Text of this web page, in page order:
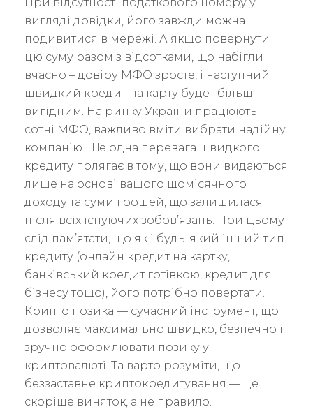
вигляді довідки, його завжди можна
подивитися в мережі. А якщо повернути
цю суму разом з відсотками, що набігли
вчасно – довіру МФО зросте, і наступний
швидкий кредит на карту будет більш
вигідним. На ринку України працюють
сотні МФО, важливо вміти вибрати надійну
компанію. Ще одна перевага швидкого
кредиту полягає в тому, що вони видаються
лише на основі вашого щомісячного
доходу та суми грошей, що залишилася
після всіх існуючих зобов’язань. При цьому
слід пам’ятати, що як і будь-який інший тип
кредиту (онлайн кредит на картку,
банківський кредит готівкою, кредит для
бізнесу тощо), його потрібно повертати.
Крипто позика — сучасний інструмент, що
дозволяє максимально швидко, безпечно і
зручно оформлювати позику у
криптовалюті. Та варто розуміти, що
беззаставне криптокредитування — це
скоріше виняток, а не правило.